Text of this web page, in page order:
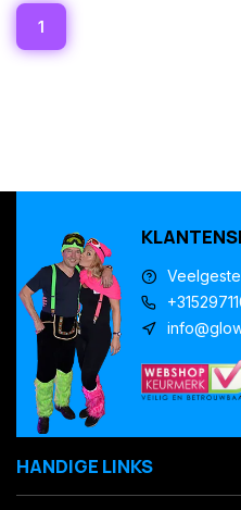
1
HANDIGE LINKS